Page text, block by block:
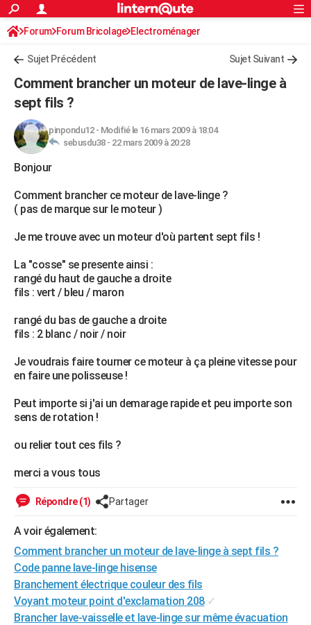
ACTUALITÉS
Politique
Société
Faits Divers
Education
Monde
Villes
+
Programme TV
Streaming
Sorties cinéma
Musique
FINANCE
Retraite
Impôts
Epargne
Immobilier
Risques naturels par ville
Banque
Assurance
Crédit
AUTO
Essais
Réserver un essai
Citadines
Berlines
SUV
Forum auto
HIGH-TECH
Forum
Aménagement intérieur
Extérieur
Cuisine
Salle de bains
Jardinage
Rangement
WEEK-END
Guides de France
Escapades
Patrimoine
Expositions
Musées
Week-end nature
+LIFESTYLE
Art de vivre
Bien-être
Loisirs
Mode
Modes de vie
SANTE
Alimentation
Guide de la santé
Maladies
Médicaments
Sommeil
VOYAGE
Destinations
City break
Voyage nature
Voyage de noces
Forum
Climat
+PHOTO
GUIDES D'ACHAT
CARTE DE VOEUX
DICTIONNAIRE
PROGRAMME TV
COPAINS D'AVANT
AVIS DE DÉCÈS
FORUM
Bricolage
Culture
Television
S'inscrire
Connexion
Forum Forum Bricolage Electroménager
Sujet Précédent Sujet Suivant
Comment brancher un moteur de lave-linge à
sept fils ?
pinpondu12- Modifié le 16 mars 2009 à 18:04
sebusdu38 - 22 mars 2009 à 20:28
Bonjour
Comment brancher ce moteur de lave-linge ?
( pas de marque sur le moteur )
Je me trouve avec un moteur d'où partent sept fils !
La "cosse" se presente ainsi :
rangé du haut de gauche a droite
fils : vert / bleu / maron
rangé du bas de gauche a droite
fils : 2 blanc / noir / noir
Je voudrais faire tourner ce moteur à ça pleine vitesse pour
en faire une polisseuse !
Peut importe si j'ai un demarage rapide et peu importe son
sens de rotation !
ou relier tout ces fils ?
merci a vous tous
Répondre (1) Partager
A voir également:
Comment brancher un moteur de lave-linge à sept fils ?
Code panne lave-linge hisense
Branchement électrique couleur des fils
Voyant moteur point d'exclamation 208 ✓
Brancher lave-vaisselle et lave-linge sur même évacuation